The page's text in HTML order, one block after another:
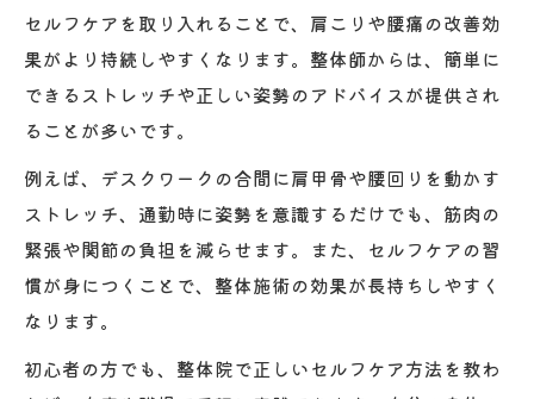
セルフケアを取り入れることで、肩こりや腰痛の改善効
果がより持続しやすくなります。整体師からは、簡単に
できるストレッチや正しい姿勢のアドバイスが提供され
ることが多いです。
例えば、デスクワークの合間に肩甲骨や腰回りを動かす
ストレッチ、通勤時に姿勢を意識するだけでも、筋肉の
緊張や関節の負担を減らせます。また、セルフケアの習
慣が身につくことで、整体施術の効果が長持ちしやすく
なります。
初心者の方でも、整体院で正しいセルフケア方法を教わ